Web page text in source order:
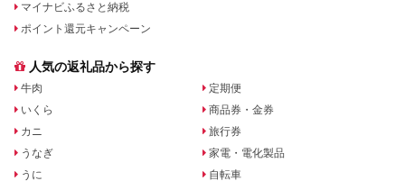
マイナビふるさと納税
ポイント還元キャンペーン
人気の返礼品から探す
牛肉
いくら
カニ
うなぎ
うに
定期便
商品券・金券
旅行券
家電・電化製品
自転車